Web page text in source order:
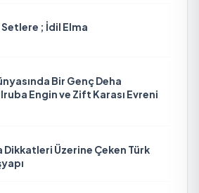
; İdil Elma
Bir Genç Deha
Engin ve Zift Karası Evreni
Dikkatleri Üzerine Çeken Türk